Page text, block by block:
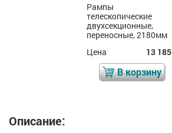
Рампы
телескопические
двухсекционные,
переносные, 2180мм
Цена
13 185
В корзину
Описание: